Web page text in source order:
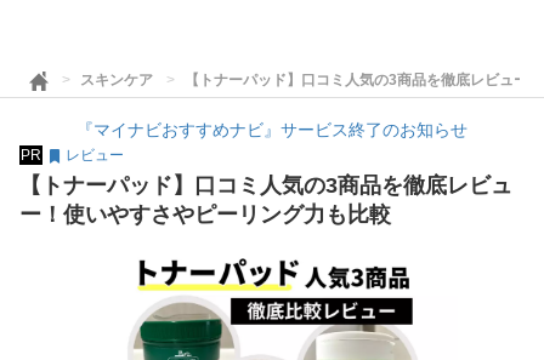
スキンケア 【トナーパッド】口コミ人気の3商品を徹底レビュー
『マイナビおすすめナビ』サービス終了のお知らせ
PR レビュー
【トナーパッド】口コミ人気の3商品を徹底レビュ
ー！使いやすさやピーリング力も比較